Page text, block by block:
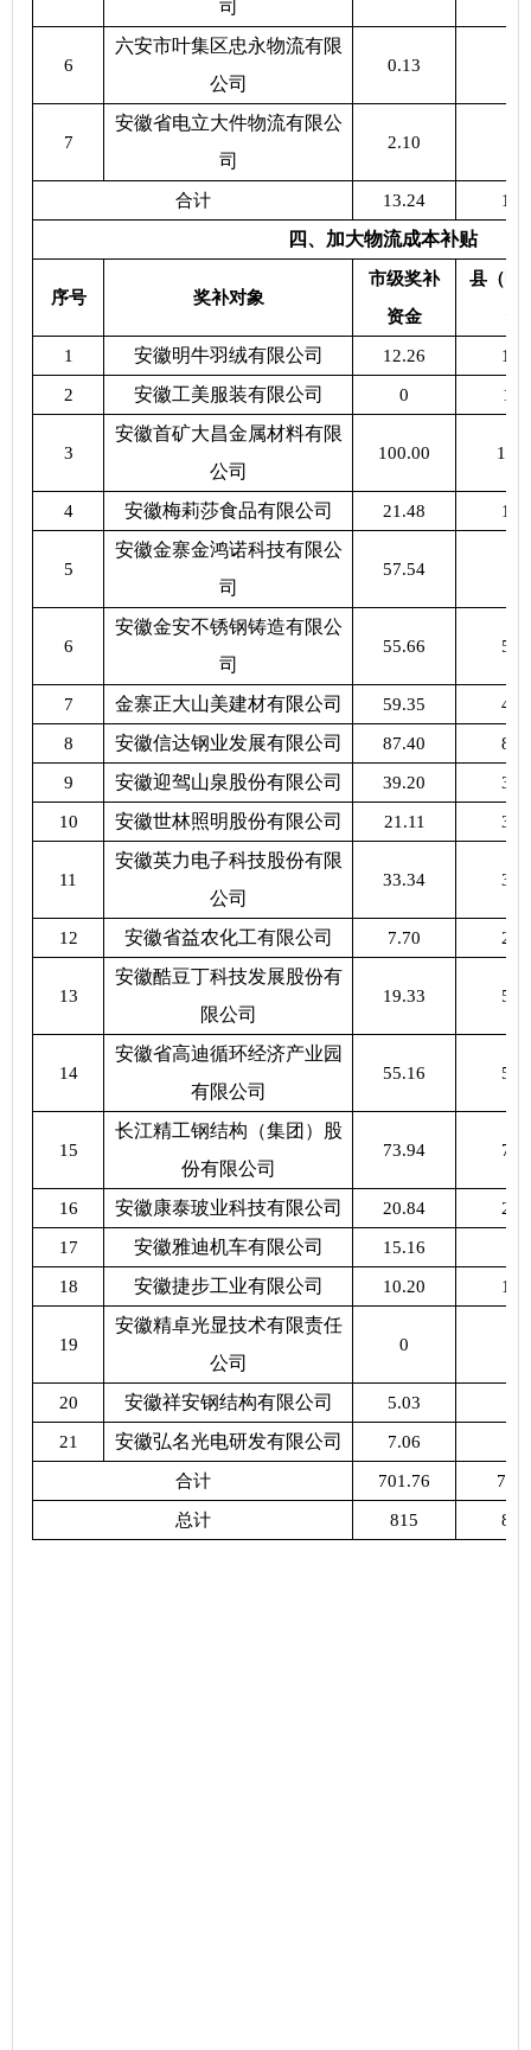
司
6
六安市叶集区忠永物流有限
公司
0.13
7
安徽省电立大件物流有限公
司
2.10
合计 13.24
四、加大物流成本补贴
序号 奖补对象
市级奖补
资金
县（区
1 安徽明牛羽绒有限公司 12.26
2 安徽工美服装有限公司 0
3
安徽首矿大昌金属材料有限
公司
100.00
4 安徽梅莉莎食品有限公司 21.48
5
安徽金寨金鸿诺科技有限公
司
57.54
6
安徽金安不锈钢铸造有限公
司
55.66
7 金寨正大山美建材有限公司 59.35
8 安徽信达钢业发展有限公司 87.40
9 安徽迎驾山泉股份有限公司 39.20
10 安徽世林照明股份有限公司 21.11
11
安徽英力电子科技股份有限
公司
33.34
12 安徽省益农化工有限公司 7.70
13
安徽酷豆丁科技发展股份有
限公司
19.33
14
安徽省高迪循环经济产业园
有限公司
55.16
15
长江精工钢结构（集团）股
份有限公司
73.94
16 安徽康泰玻业科技有限公司 20.84
17 安徽雅迪机车有限公司 15.16
18 安徽捷步工业有限公司 10.20
19
安徽精卓光显技术有限责任
公司
0
20 安徽祥安钢结构有限公司 5.03
21 安徽弘名光电研发有限公司 7.06
合计 701.76
总计 815